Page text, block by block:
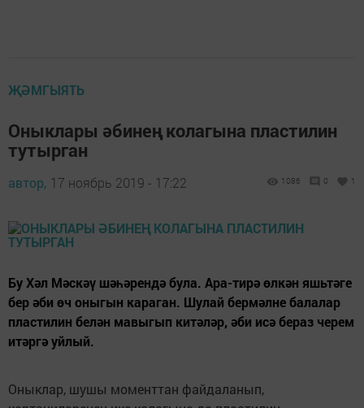
ҖӘМГЫЯТЬ
Оныклары әбинең колагына пластилин
тутырган
автор, 17 ноябрь 2019 - 17:22 1086 0 1
Бу Хәл Мәскәү шәһәрендә була. Ара-тирә өлкән яшьтәге
бер әби өч оныгын караган. Шулай бермәлне балалар
пластилин белән мавыгып китәләр, әби исә бераз черем
итәргә уйлый.
Оныклар, шушы моменттан файдаланып,